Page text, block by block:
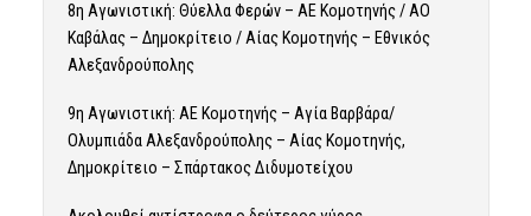
8η Αγωνιστική: Θύελλα Φερών – ΑΕ Κομοτηνής / ΑΟ
Καβάλας – Δημοκρίτειο / Αίας Κομοτηνής – Εθνικός
Αλεξανδρούπολης
9η Αγωνιστική: ΑΕ Κομοτηνής – Αγία Βαρβάρα/
Ολυμπιάδα Αλεξανδρούπολης – Αίας Κομοτηνής,
Δημοκρίτειο – Σπάρτακος Διδυμοτείχου